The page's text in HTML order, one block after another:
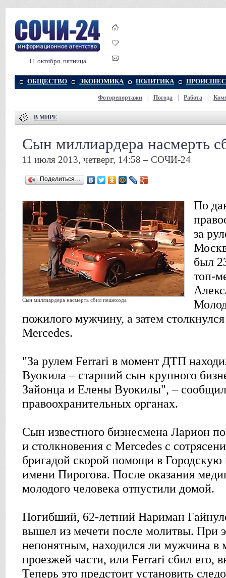
11 октября, пятница
ОБЩЕСТВО ЭКОНОМИКА ПОЛИТИКА
Фоторепортажи Погода Работа
В МИРЕ
Сын миллиардера насмерть
11 июля 2013, четверг, 14:58 – СОЧИ-24
Поделиться…
Сын миллиардера насмерть сбил пешехода
По
за
был
топ-
пожилого мужчину, а затем
Mercedes.
"За рулем Ferrari в момент ДТП
Вуокила – старший сын крупного
Зайонца и Елены Вуокилы", –
правоохранительных органах.
Сын известного бизнесмена Ларион
и столкновения с Mercedes с
бригадой скорой помощи в
имени Пирогова. После оказания
молодого человека отпустили домой.
Погибший, 62-летний Нариман
вышел из мечети после молитвы. При
непонятным, находился ли мужчина в
проезжей части, или Ferrari сбил его,
Теперь это предстоит установить